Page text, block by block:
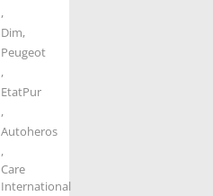
,
Dim,
Peugeot
,
EtatPur
,
Autoheros
,
Care
International